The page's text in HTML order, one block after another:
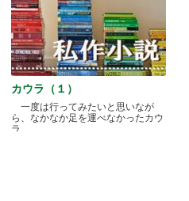
カウラ（１）
一度は行ってみたいと思いなが
ら、なかなか足を運べなかったカウ
ラ.....